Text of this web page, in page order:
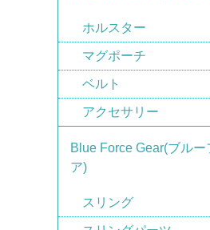
ホルスター
マグポーチ
ベルト
アクセサリー
Blue Force Gear(ブル
ア)
スリング